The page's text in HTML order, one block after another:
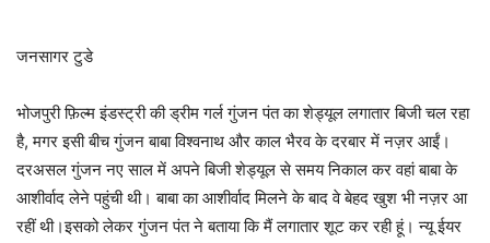
जनसागर टुडे
भोजपुरी फ़िल्म इंडस्ट्री की ड्रीम गर्ल गुंजन पंत का शेड्यूल लगातार बिजी चल रहा
है, मगर इसी बीच गुंजन बाबा विश्वनाथ और काल भैरव के दरबार में नज़र आईं।
दरअसल गुंजन नए साल में अपने बिजी शेड्यूल से समय निकाल कर वहां बाबा के
आशीर्वाद लेने पहुंची थी। बाबा का आशीर्वाद मिलने के बाद वे बेहद खुश भी नज़र आ
रहीं थी।इसको लेकर गुंजन पंत ने बताया कि मैं लगातार शूट कर रही हूं। न्यू ईयर